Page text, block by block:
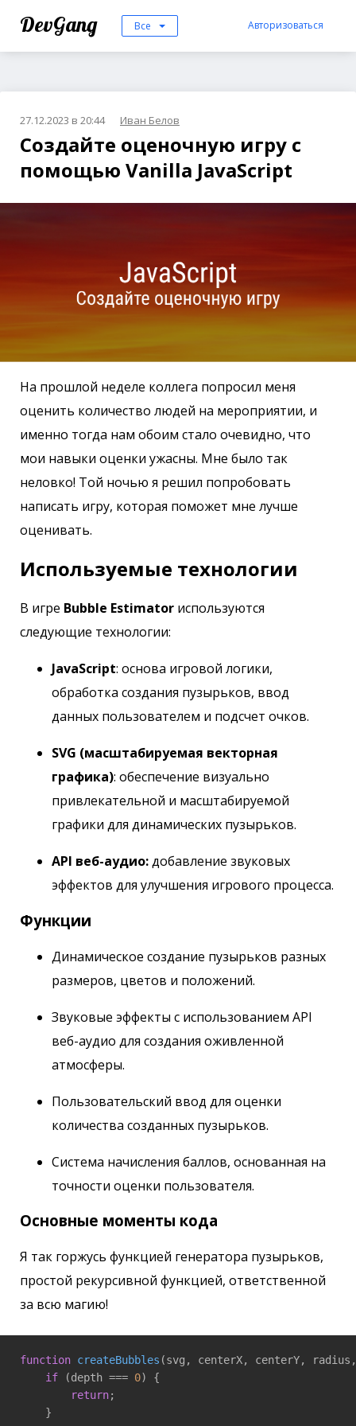
DevGang Все Авторизоваться
27.12.2023 в 20:44 Иван Белов
Создайте оценочную игру с
помощью Vanilla JavaScript
На прошлой неделе коллега попросил меня
оценить количество людей на мероприятии, и
именно тогда нам обоим стало очевидно, что
мои навыки оценки ужасны. Мне было так
неловко! Той ночью я решил попробовать
написать игру, которая поможет мне лучше
оценивать.
Используемые технологии
В игре Bubble Estimator используются
следующие технологии:
JavaScript: основа игровой логики,
обработка создания пузырьков, ввод
данных пользователем и подсчет очков.
SVG (масштабируемая векторная
графика): обеспечение визуально
привлекательной и масштабируемой
графики для динамических пузырьков.
API веб-аудио:добавление звуковых
эффектов для улучшения игрового процесса.
Функции
Динамическое создание пузырьков разных
размеров, цветов и положений.
Звуковые эффекты с использованием API
веб-аудио для создания оживленной
атмосферы.
Пользовательский ввод для оценки
количества созданных пузырьков.
Система начисления баллов, основанная на
точности оценки пользователя.
Основные моменты кода
Я так горжусь функцией генератора пузырьков,
простой рекурсивной функцией, ответственной
за всю магию!
function createBubbles (svg, centerX, centerY,
if (depth === 0) {
return;
    }